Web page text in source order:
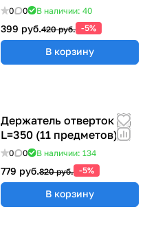
0 0 В наличии: 40
399 руб.420 руб. -5%
В корзину
Держатель отверток
L=350 (11 предметов)
0 0 В наличии: 134
779 руб.820 руб. -5%
В корзину